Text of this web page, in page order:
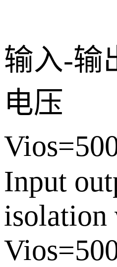
输入-输
电压
Input
isolation